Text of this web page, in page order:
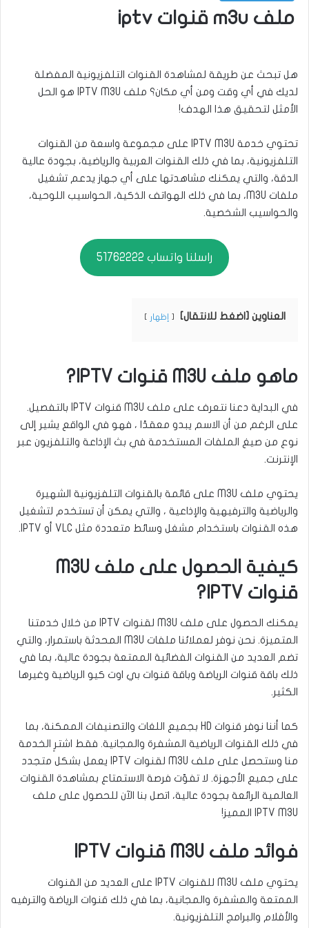
ملف m3u قنوات iptv
هل تبحث عن طريقة لمشاهدة القنوات التلفزيونية المفضلة
لديك في أي وقت ومن أي مكان؟ ملف IPTV M3U هو الحل
الأمثل لتحقيق هذا الهدف!
تحتوي خدمة IPTV M3U على مجموعة واسعة من القنوات
التلفزيونية، بما في ذلك القنوات العربية والرياضية، بجودة عالية
الدقة، والتي يمكنك مشاهدتها على أي جهاز يدعم تشغيل
ملفات M3U، بما في ذلك الهواتف الذكية، الحواسيب اللوحية،
والحواسيب الشخصية.
راسلنا واتساب 51762222
العناوين [اضغط للانتقال] إظهار
ماهو ملف M3U قنوات IPTV?
في البداية دعنا نتعرف على ملف M3U قنوات IPTV بالتفصيل.
على الرغم من أن الاسم يبدو معقدًا ، فهو في الواقع يشير إلى
نوع من صيغ الملفات المستخدمة في بث الإذاعة والتلفزيون عبر
الإنترنت.
يحتوي ملف M3U على قائمة بالقنوات التلفزيونية الشهيرة
والرياضية والترفيهية والإذاعية ، والتي يمكن أن تستخدم لتشغيل
هذه القنوات باستخدام مشغل وسائط متعددة مثل VLC أو IPTV.
كيفية الحصول على ملف M3U
قنوات IPTV?
يمكنك الحصول على ملف M3U لقنوات IPTV من خلال خدمتنا
المتميزة. نحن نوفر لعملائنا ملفات M3U المحدثة باستمرار، والتي
تضم العديد من القنوات الفضائية الممتعة بجودة عالية، بما في
ذلك باقة قنوات الرياضة وباقة قنوات بي اوت كيو الرياضية وغيرها
الكثير.
كما أننا نوفر قنوات HD بجميع اللغات والتصنيفات الممكنة، بما
في ذلك القنوات الرياضية المشفرة والمجانية. فقط اشترِ الخدمة
منا وستحصل على ملف M3U لقنوات IPTV يعمل بشكل متجدد
على جميع الأجهزة. لا تفوّت فرصة الاستمتاع بمشاهدة القنوات
العالمية الرائعة بجودة عالية، اتصل بنا الآن للحصول على ملف
IPTV M3U المميز!
فوائد ملف M3U قنوات IPTV
يحتوي ملف M3U للقنوات IPTV على العديد من القنوات
الممتعة والمشفرة والمجانية، بما في ذلك قنوات الرياضة والترفيه
والأفلام والبرامج التلفزيونية.